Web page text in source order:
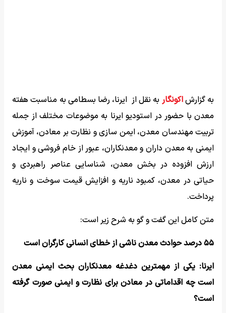
به گزارشاکونگار به نقل از ایرنا، رضا بسطامی به مناسبت هفته
معدن با حضور در استودیو ایرنا به موضوعات مختلف از جمله
تربیت مهندسان معدن، ایمن سازی و نظارت بر معادن، آموزش
ایمنی به معدن داران و معدنکاران، عبور از خام فروشی و ایجاد
ارزش افزوده در بخش معدن، شناسایی عناصر راهبردی و
حیاتی در معدن، کمبود ناریه و افزایش قیمت سوخت و ناریه
پرداخت.
متن کامل این گفت و گو به شرح زیر است:
۵۵ درصد حوادث معدن ناشی از خطای انسانی کارگران است
ایرنا: یکی از مهمترین دغدغه معدنکاران بحث ایمنی معدن
است چه اقداماتی در معادن برای نظارت و ایمنی صورت گرفته
است؟